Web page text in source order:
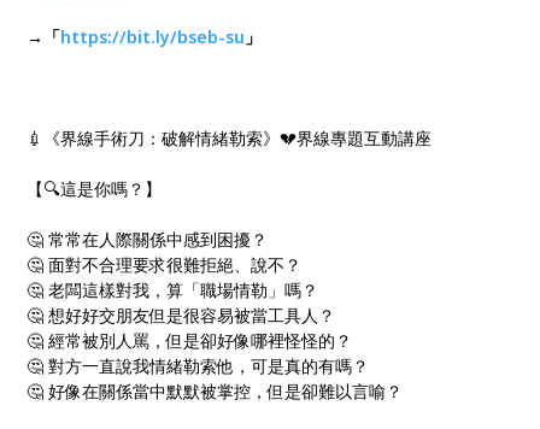
→「https://bit.ly/bseb-su 」
💉《界線手術刀：破解情緒勒索》💔界線專題互動講座
【🔍這是你嗎？】
🤔 常常在人際關係中感到困擾？
🤔 面對不合理要求很難拒絕、說不？
🤔 老闆這樣對我，算「職場情勒」嗎？
🤔 想好好交朋友但是很容易被當工具人？
🤔 經常被別人罵，但是卻好像哪裡怪怪的？
🤔 對方一直說我情緒勒索他，可是真的有嗎？
🤔 好像在關係當中默默被掌控，但是卻難以言喻？